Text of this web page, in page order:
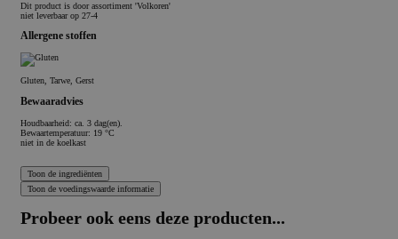
Dit product is door assortiment 'Volkoren'
niet leverbaar op 27-4
Allergene stoffen
Gluten, Tarwe, Gerst
Bewaaradvies
Houdbaarheid: ca. 3 dag(en).
Bewaartemperatuur: 19 °C
niet in de koelkast
Probeer ook eens deze producten...